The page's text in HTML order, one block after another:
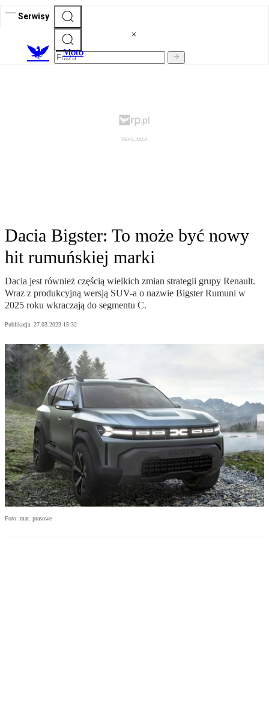
Serwisy
Moto
Dacia Bigster: To może być nowy
hit rumuńskiej marki
Dacia jest również częścią wielkich zmian strategii grupy Renault.
Wraz z produkcyjną wersją SUV-a o nazwie Bigster Rumuni w
2025 roku wkraczają do segmentu C.
Publikacja: 27.03.2023 15:32
Foto: mat. prasowe